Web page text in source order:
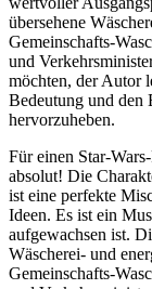
übersehene
Gemeinschafts-
und
möchten, der Autor
Bedeutung und den
hervorzuheben.
Für einen Star-
absolut! Die
ist eine perfekte
Ideen. Es ist ein
aufgewachsen ist.
Wäscherei- und
Gemeinschafts-